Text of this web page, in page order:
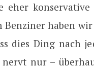
eher
Benziner haben
dies Ding nach
nervt nur –